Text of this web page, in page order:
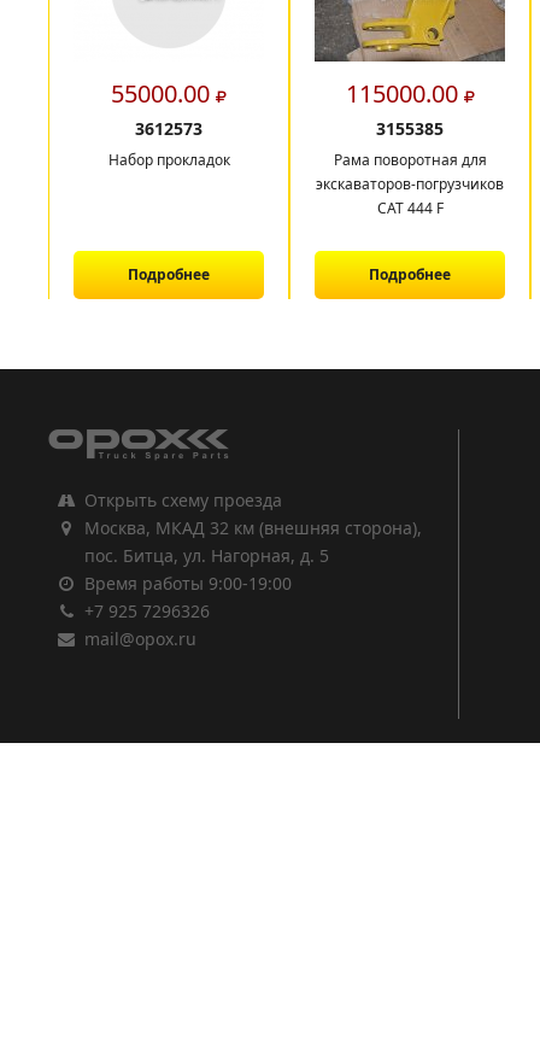
55000.00
3612573
Набор прокладок
Подробнее
115000.00
3155385
Рама поворотная для
экскаваторов-погрузчиков
САТ 444 F
Подробнее
Открыть схему проезда
Москва, МКАД 32 км (внешняя сторона),
пос. Битца, ул. Нагорная, д. 5
Время работы 9:00-19:00
+7 925 7296326
mail@opox.ru